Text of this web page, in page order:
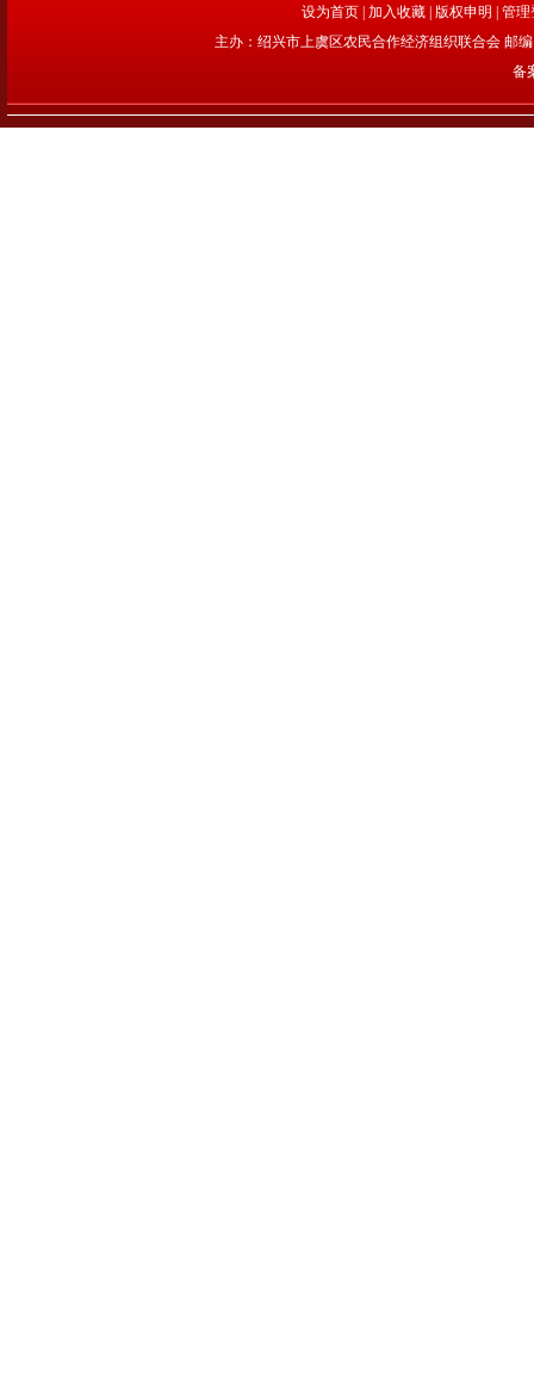
设为首页 加入收藏 版权申明
管理
主办：绍兴市上虞区农民合作经济组织联合会 邮
备